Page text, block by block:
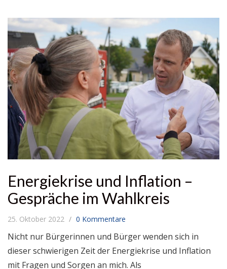
Energiekrise und Inflation –
Gespräche im Wahlkreis
25. Oktober 2022 0 Kommentare
Nicht nur Bürgerinnen und Bürger wenden sich in
dieser schwierigen Zeit der Energiekrise und Inflation
mit Fragen und Sorgen an mich. Als